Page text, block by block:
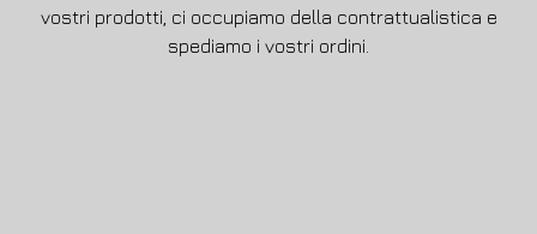
vostri prodotti, ci occupiamo della contrattualistica e
spediamo i vostri ordini.